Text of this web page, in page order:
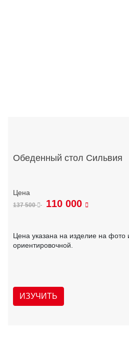
Обеденный стол Сильвия
137 500 110 000
Цена указана на изделие на фото
ориентировочной.
ИЗУЧИТЬ